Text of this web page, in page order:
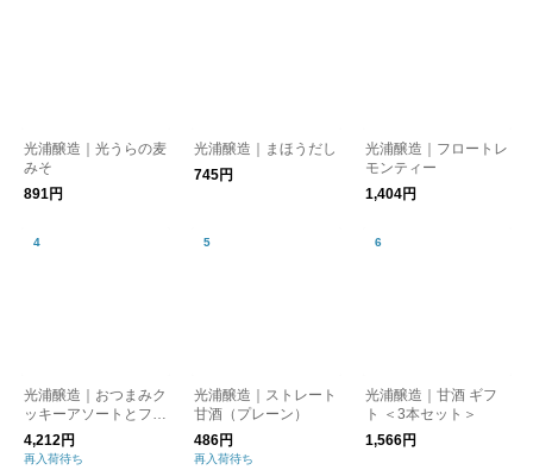
光浦醸造｜光うらの麦
みそ
891円
光浦醸造｜まほうだし
745円
光浦醸造｜フロートレ
モンティー
1,404円
光浦醸造｜おつまみク
ッキーアソートとフロ
ートレモンティーのギ
フトセット
4,212円
再入荷待ち
光浦醸造｜ストレート
甘酒（プレーン）
486円
再入荷待ち
光浦醸造｜甘酒 ギフ
ト ＜3本セット＞
1,566円